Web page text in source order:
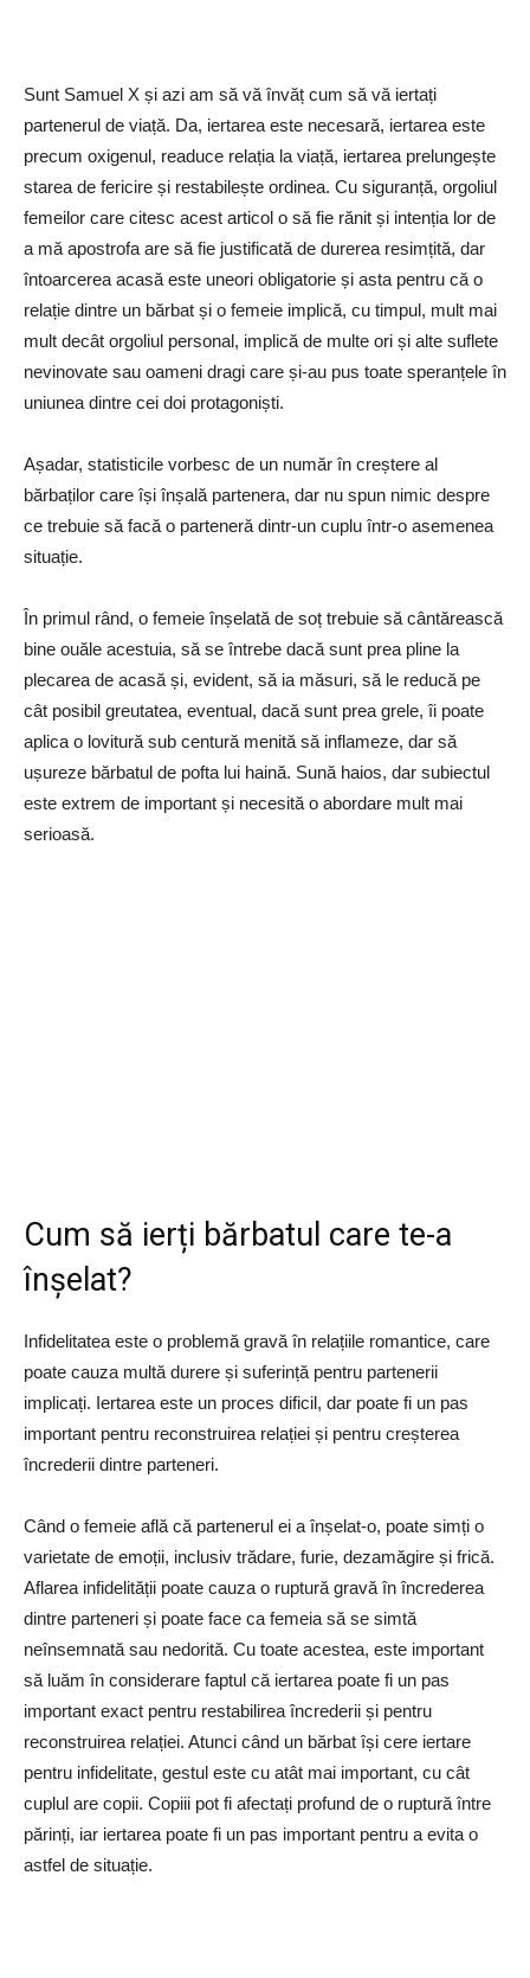
Sunt Samuel X și azi am să vă învăț cum să vă iertați
partenerul de viață. Da, iertarea este necesară, iertarea este
precum oxigenul, readuce relația la viață, iertarea prelungește
starea de fericire și restabilește ordinea. Cu siguranță, orgoliul
femeilor care citesc acest articol o să fie rănit și intenția lor de
a mă apostrofa are să fie justificată de durerea resimțită, dar
întoarcerea acasă este uneori obligatorie și asta pentru că o
relație dintre un bărbat și o femeie implică, cu timpul, mult mai
mult decât orgoliul personal, implică de multe ori și alte suflete
nevinovate sau oameni dragi care și-au pus toate speranțele în
uniunea dintre cei doi protagoniști.
Așadar, statisticile vorbesc de un număr în creștere al
bărbaților care își înșală partenera, dar nu spun nimic despre
ce trebuie să facă o parteneră dintr-un cuplu într-o asemenea
situație.
În primul rând, o femeie înșelată de soț trebuie să cântărească
bine ouăle acestuia, să se întrebe dacă sunt prea pline la
plecarea de acasă și, evident, să ia măsuri, să le reducă pe
cât posibil greutatea, eventual, dacă sunt prea grele, îi poate
aplica o lovitură sub centură menită să inflameze, dar să
ușureze bărbatul de pofta lui haină. Sună haios, dar subiectul
este extrem de important și necesită o abordare mult mai
serioasă.
Cum să ierți bărbatul care te-a
înșelat?
Infidelitatea este o problemă gravă în relațiile romantice, care
poate cauza multă durere și suferință pentru partenerii
implicați. Iertarea este un proces dificil, dar poate fi un pas
important pentru reconstruirea relației și pentru creșterea
încrederii dintre parteneri.
Când o femeie află că partenerul ei a înșelat-o, poate simți o
varietate de emoții, inclusiv trădare, furie, dezamăgire și frică.
Aflarea infidelității poate cauza o ruptură gravă în încrederea
dintre parteneri și poate face ca femeia să se simtă
neînsemnată sau nedorită. Cu toate acestea, este important
să luăm în considerare faptul că iertarea poate fi un pas
important exact pentru restabilirea încrederii și pentru
reconstruirea relației. Atunci când un bărbat își cere iertare
pentru infidelitate, gestul este cu atât mai important, cu cât
cuplul are copii. Copiii pot fi afectați profund de o ruptură între
părinți, iar iertarea poate fi un pas important pentru a evita o
astfel de situație.